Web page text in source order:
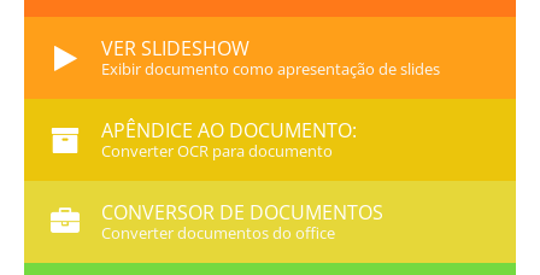
VER SLIDESHOW
Exibir documento como apresentação de slides
APÊNDICE AO DOCUMENTO:
Converter OCR para documento
CONVERSOR DE DOCUMENTOS
Converter documentos do office